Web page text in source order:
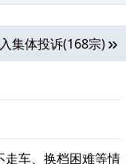
集体投诉(168宗)
走车、换档困难等情